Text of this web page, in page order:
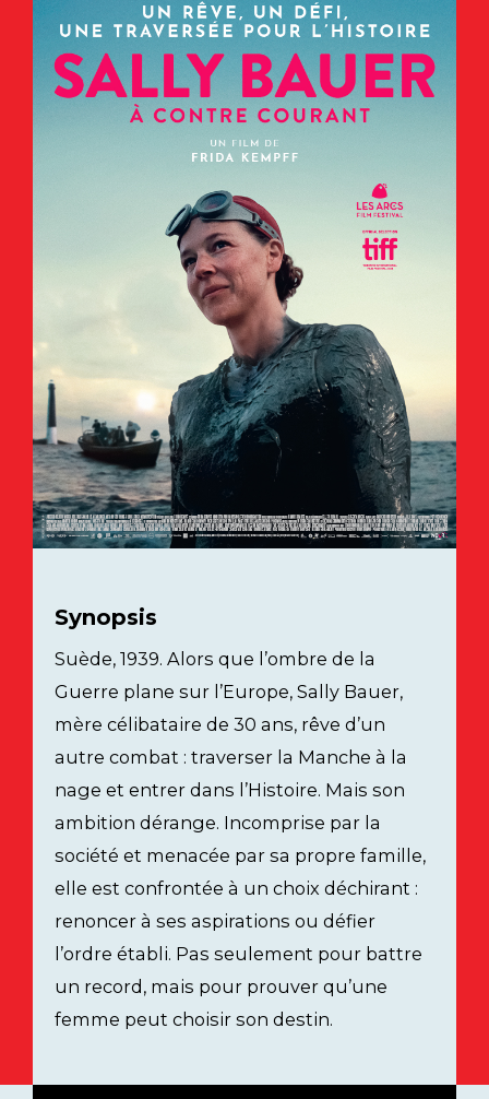
Synopsis
Suède, 1939. Alors que l’ombre de la
Guerre plane sur l’Europe, Sally Bauer,
mère célibataire de 30 ans, rêve d’un
autre combat : traverser la Manche à la
nage et entrer dans l’Histoire. Mais son
ambition dérange. Incomprise par la
société et menacée par sa propre famille,
elle est confrontée à un choix déchirant :
renoncer à ses aspirations ou défier
l’ordre établi. Pas seulement pour battre
un record, mais pour prouver qu’une
femme peut choisir son destin.